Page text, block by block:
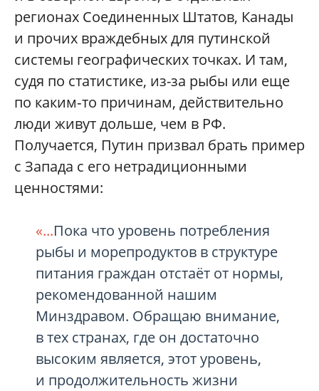
регионах Соединенных Штатов, Канады
и прочих враждебных для путинской
системы географических точках. И там,
судя по статистике, из-за рыбы или еще
по каким‑то причинам, действительно
люди живут дольше, чем в РФ.
Получается, Путин призвал брать пример
с Запада с его нетрадиционными
ценностями:
«...Пока что уровень потребления
рыбы и морепродуктов в структуре
питания граждан отстаёт от нормы,
рекомендованной нашим
Минздравом. Обращаю внимание,
в тех странах, где он достаточно
высоким является, этот уровень,
и продолжительность жизни